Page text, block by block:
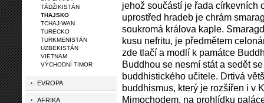
jehož součástí je řada církevních
uprostřed hradeb je chrám
soukromá králova kaple.
kusu nefritu, je předmětem
zde tlačí a modlí k památce
Buddhou se nesmí stát a sedět
buddhistického učitele. Drtivá
buddhismus, který je rozšířen i v
Mimochodem, na prohlídku
TÁDŽIKISTÁN
THAJSKO
TCHAJ-WAN
TURECKO
TURKMENISTÁN
UZBEKISTÁN
VIETNAM
VÝCHODNÍ TIMOR
EVROPA
AFRIKA